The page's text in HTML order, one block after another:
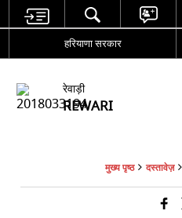
हरियाणा सरकार
रेवाड़ी
REWARI
मुख्य पृष्ठ दस्तावेज़